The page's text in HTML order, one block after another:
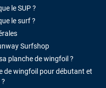
le SUP ?
le surf ?
Surfshop
planche de wingfoil ?
de wingfoil pour débutant et